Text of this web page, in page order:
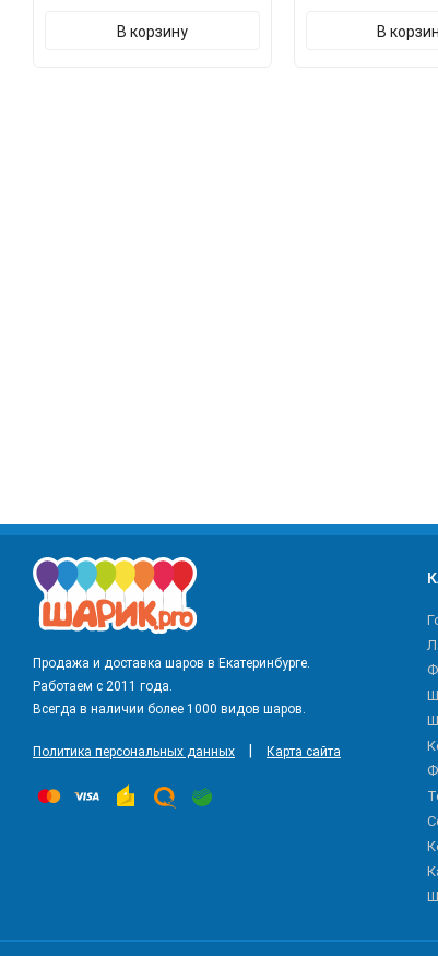
В корзину В
Продажа и доставка шаров в Екатеринбурге.
Работаем с 2011 года.
Всегда в наличии более 1000 видов шаров.
Политика персональных данных Карта сайта